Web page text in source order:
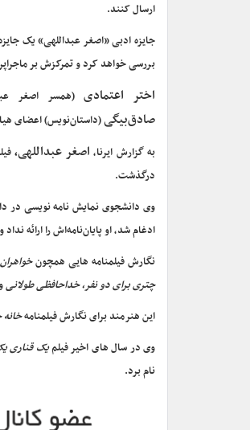
ارسال کنند.
جایزه‌ ادبی «اصغر عبداللهی» یک
بررسی خواهد کرد و تمرکزش بر
اختر اعتمادی(همسر اصغر
صادق‌بیگی(داستان‌نویس) اعضای
به گزارش ایرنا، اصغر عبداللهی،
درگذشت.
وی دانشجوی نمایش نامه نویسی در
ادغام شد، او پایان‌نامه‌اش را ارائه
نگارش فیلمنامه‌ هایی همچون
چتری برای دو نفر، خداحافظی طولانی
این هنرمند برای نگارش فیلمنامه
وی در سال های اخیر فیلمیک قناری
نام برد.